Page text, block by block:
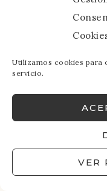
Utilizamos cookies para
servicio.
VER
COPYRIGHT